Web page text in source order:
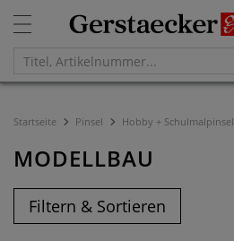
Startseite Pinsel Hobby + Schulmalpinsel
MODELLBAU
Filtern & Sortieren